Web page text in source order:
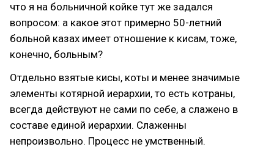
что я на больничной койке тут же задался
вопросом: а какое этот примерно 50-летний
больной казах имеет отношение к кисам, тоже,
конечно, больным?
Отдельно взятые кисы, коты и менее значимые
элементы котярной иерархии, то есть котраны,
всегда действуют не сами по себе, а слажено в
составе единой иерархии. Слаженны
непроизвольно. Процесс не умственный.